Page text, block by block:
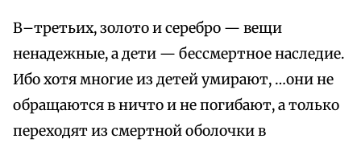
В–третьих, золото и серебро — вещи
ненадежные, а дети — бессмертное наследие.
Ибо хотя многие из детей умирают, …они не
обращаются в ничто и не погибают, а только
переходят из смертной оболочки в